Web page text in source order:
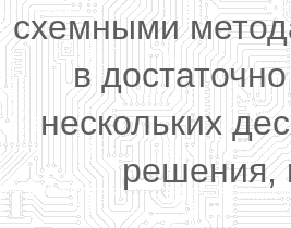
схемными
в
нескольких
решения,